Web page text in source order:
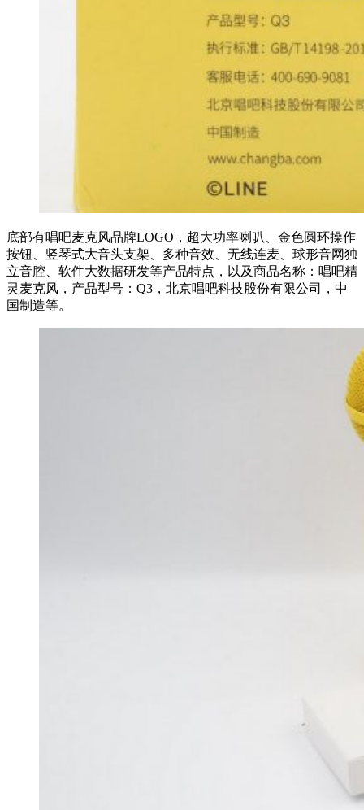
底部有唱吧麦克风品牌LOGO，超大功率喇叭、金色圆环操作
按钮、竖琴式大音头支架、多种音效、无线连麦、球形音网独
立音腔、软件大数据研发等产品特点，以及商品名称：唱吧精
灵麦克风，产品型号：Q3，北京唱吧科技股份有限公司，中
国制造等。